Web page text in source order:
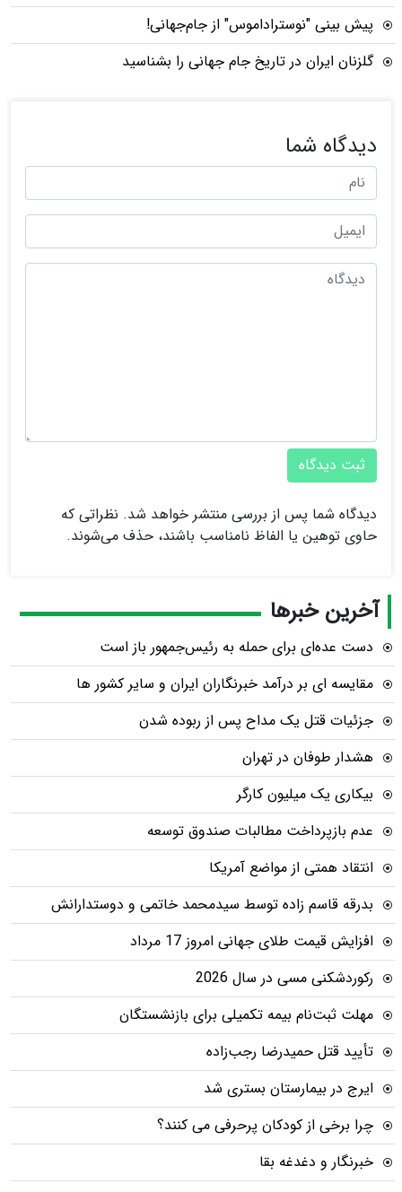
پیش بینی "نوستراداموس" از جام‌جهانی!
گلزنان ایران در تاریخ جام جهانی را بشناسید
دیدگاه شما
ثبت دیدگاه
دیدگاه شما پس از بررسی منتشر خواهد شد. نظراتی که
حاوی توهین یا الفاظ نامناسب باشند، حذف می‌شوند.
آخرین خبرها
دست عده‌ای برای حمله به رئیس‌جمهور باز است
مقایسه ای بر درآمد خبرنگاران ایران و سایر کشور ها
جزئیات قتل یک مداح پس از ربوده شدن
هشدار طوفان در تهران
بیکاری یک میلیون کارگر
عدم بازپرداخت مطالبات صندوق توسعه
انتقاد همتی از مواضع آمریکا
بدرقه قاسم زاده توسط سیدمحمد خاتمی و دوستدارانش
افزایش قیمت طلای جهانی امروز 17 مرداد
رکوردشکنی مسی در سال 2026
مهلت ثبت‌نام بیمه تکمیلی برای بازنشستگان
تأیید قتل حمیدرضا رجب‌زاده
ایرج در بیمارستان بستری شد
چرا برخی از کودکان پرحرفی می کنند؟
خبرنگار و دغدغه بقا